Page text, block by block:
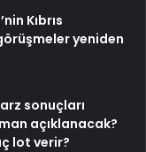
Kıbrıs
yeniden
sonuçları
açıklanacak?
lot verir?